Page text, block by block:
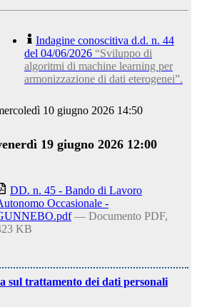
Indagine conoscitiva d.d. n. 44
del 04/06/2026 “Sviluppo di
algoritmi di machine learning per
armonizzazione di dati eterogenei”.
10 giugno 2026 14:50
19 giugno 2026 12:00
DD. n. 45 - Bando di Lavoro
Occasionale -
— Documento PDF,
KB
sul trattamento dei dati personali